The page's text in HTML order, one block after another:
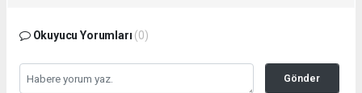
Okuyucu Yorumları (0)
Gönder